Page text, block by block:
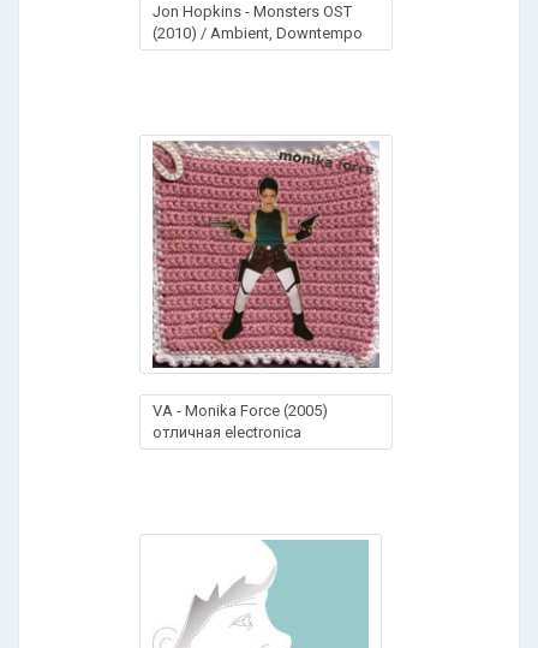
Jon Hopkins - Monsters OST
(2010) / Ambient, Downtempo
VA - Monika Force (2005)
отличная electronica